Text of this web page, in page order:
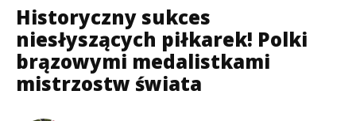
Historyczny sukces
niesłyszących piłkarek! Polki
brązowymi medalistkami
mistrzostw świata